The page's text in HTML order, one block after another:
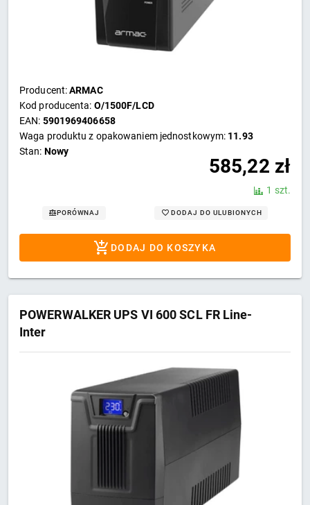
Producent:ARMAC
Kod producenta: O/1500F/LCD
EAN: 5901969406658
Waga produktu z opakowaniem jednostkowym: 11.93
Stan: Nowy
585,22 zł
1 szt.
PORÓWNAJ DODAJ DO ULUBIONYCH
DODAJ DO KOSZYKA
POWERWALKER UPS VI 600 SCL FR Line-
Inter